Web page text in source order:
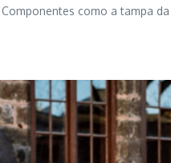
como a tampa